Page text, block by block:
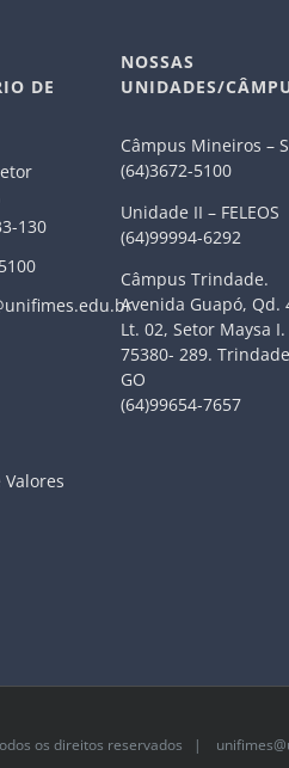
DE
130
Valores
NOSSAS
UNIDADES/
Câmpus Mineiros –
(64)3672-5100
Unidade II – FELEOS
(64)99994-6292
Câmpus Trindade.
Avenida Guapó, Qd.
Lt. 02, Setor Maysa I.
75380- 289.
GO
(64)99654-7657
os direitos reservados |